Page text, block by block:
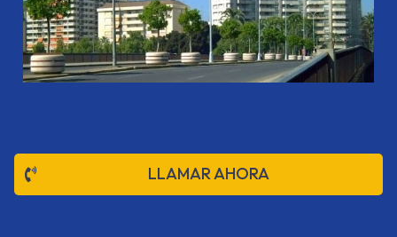
LLAMAR AHORA